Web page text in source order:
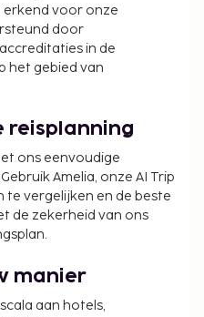
erkend voor onze
door
in de
het gebied van
reisplanning
ons eenvoudige
Amelia, onze AI Trip
te vergelijken en de beste
de zekerheid van ons
manier
aan hotels,